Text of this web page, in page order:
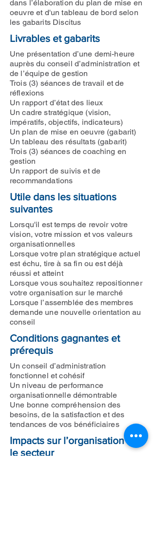
dans l’élaboration du plan de mise en
oeuvre et d'un tableau de bord selon
les gabarits Discitus
Livrables et gabarits
Une présentation d’une demi-heure
auprès du conseil d’administration et
de l’équipe de gestion
Trois (3) séances de travail et de
réflexions
Un rapport d’état des lieux
Un cadre stratégique (vision,
impératifs, objectifs, indicateurs)
Un plan de mise en oeuvre (gabarit)
Un tableau des résultats (gabarit)
Trois (3) séances de coaching en
gestion
Un rapport de suivis et de
recommandations
Utile dans les situations
suivantes
Lorsqu'il est temps de revoir votre
vision, votre mission et vos valeurs
organisationnelles
Lorsque votre plan stratégique actuel
est échu, tire à sa fin ou est déjà
réussi et atteint
Lorsque vous souhaitez repositionner
votre organisation sur le marché
Lorsque l’assemblée des membres
demande une nouvelle orientation au
conseil
Conditions gagnantes et
prérequis
Un conseil d’administration
fonctionnel et cohésif
Un niveau de performance
organisationnelle démontrable
Une bonne compréhension des
besoins, de la satisfaction et des
tendances de vos bénéficiaires
Impacts sur l’organisation ou
le secteur